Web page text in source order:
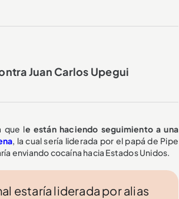
Juan Carlos Upegui
que le están haciendo seguimiento a una
, la cual sería liderada por el papá de Pipe
enviando cocaína hacia Estados Unidos.
estaría liderada por alias